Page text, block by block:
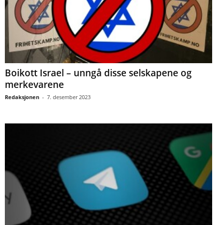
Boikott Israel – unngå disse selskapene og
merkevarene
Redaksjonen - 7. desember 2023